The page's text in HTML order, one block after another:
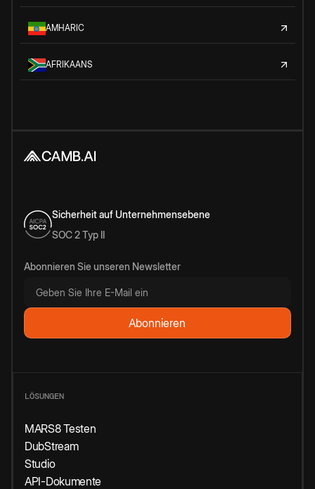
AMHARIC
AFRIKAANS
Sicherheit auf Unternehmensebene
SOC 2 Typ II
Abonnieren Sie unseren Newsletter
LÖSUNGEN
MARS8 Testen
DubStream
Studio
API-Dokumente